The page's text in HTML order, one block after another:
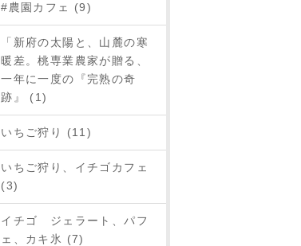
#農園カフェ (9)
「新府の太陽と、山麓の寒
暖差。桃専業農家が贈る、
一年に一度の『完熟の奇
跡』 (1)
いちご狩り (11)
いちご狩り、イチゴカフェ
(3)
イチゴ ジェラート、パフ
ェ、カキ氷 (7)